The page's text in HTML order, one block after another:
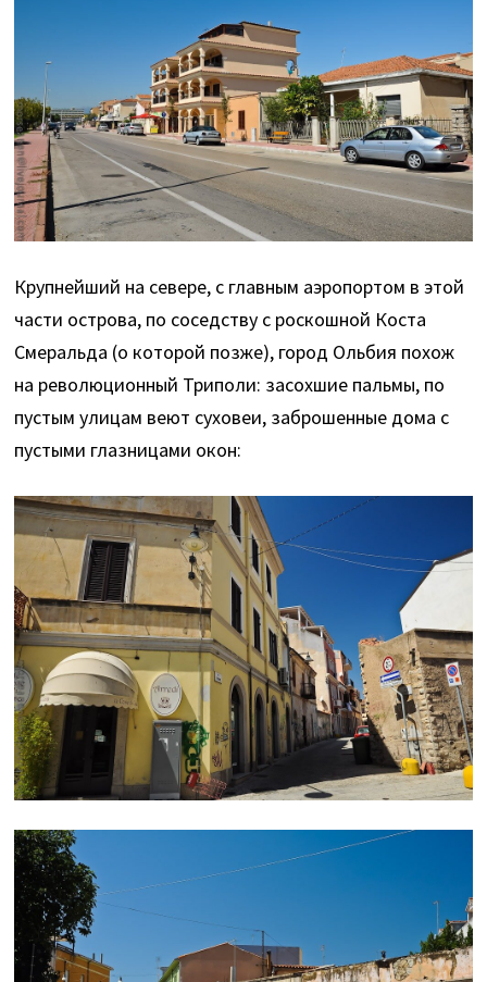
Крупнейший на севере, с главным аэропортом в этой
части острова, по соседству с роскошной Коста
Смеральда (о которой позже), город Ольбия похож
на революционный Триполи: засохшие пальмы, по
пустым улицам веют суховеи, заброшенные дома с
пустыми глазницами окон: